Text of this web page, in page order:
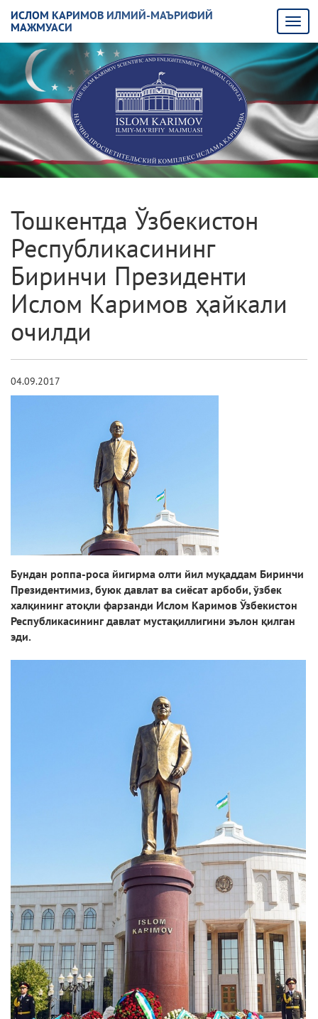
ИСЛОМ КАРИМОВ ИЛМИЙ-МАЪРИФИЙ
МАЖМУАСИ
Тошкентда Ўзбекистон
Республикасининг
Биринчи Президенти
Ислом Каримов ҳайкали
очилди
04.09.2017
Бундан роппа-роса йигирма олти йил муқаддам Биринчи
Президентимиз, буюк давлат ва сиёсат арбоби, ўзбек
халқининг атоқли фарзанди Ислом Каримов Ўзбекистон
Республикасининг давлат мустақиллигини эълон қилган
эди.